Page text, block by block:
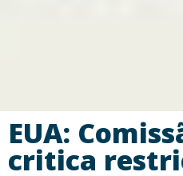
EUA:
critica